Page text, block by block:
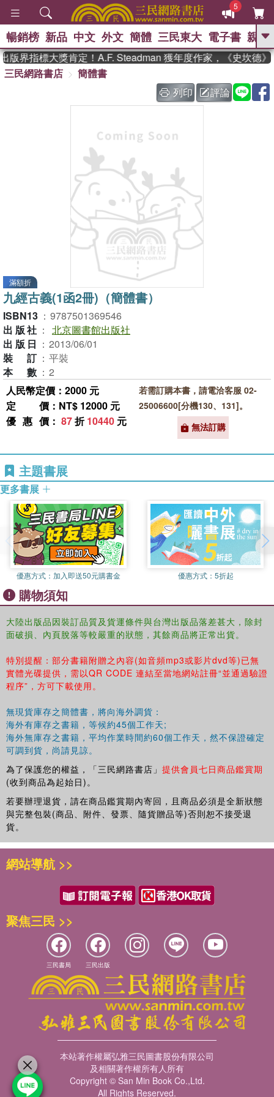
5
GO
、 如果歷史是一群喵 、 暑期
國際布克獎 臺灣漫遊錄 、 方
暢銷榜 新品 中文 外文 簡體 三民東大 電子書 親子
界指標大獎肯定！A.F. Steadman 獲年度作家，《史坎德》
三民網路書店
簡體書
列印
評論
滿額折
九經古義(1函2冊)（簡體書）
ISBN13 ： 9787501369546
出版社 ： 北京圖書館出版社
出版日 ： 2013/06/01
裝訂 ： 平裝
本數 ： 2
人民幣定價：2000 元
定價 ：NT$ 12000 元
優惠價 ： 87折10440 元
若需訂購本書，請電洽客服 02-
25006600[分機130、131]。
無法訂購
主題書展
更多書展
優惠方式： 加入即送50元購書金 優惠方式： 5折起
購物須知
大陸出版品因裝訂品質及貨運條件與台灣出版品落差甚大，除封
面破損、內頁脫落等較嚴重的狀態，其餘商品將正常出貨。
特別提醒：部分書籍附贈之內容(如音頻mp3或影片dvd等)已無
實體光碟提供，需以QR CODE 連結至當地網站註冊“並通過驗證
程序”，方可下載使用。
無現貨庫存之簡體書，將向海外調貨：
海外有庫存之書籍，等候約45個工作天;
海外無庫存之書籍，平均作業時間約60個工作天，然不保證確定
可調到貨，尚請見諒。
為了保護您的權益，「三民網路書店」 提供會員七日商品鑑賞期
(收到商品為起始日)。
若要辦理退貨，請在商品鑑賞期內寄回，且商品必須是全新狀態
與完整包裝(商品、附件、發票、隨貨贈品等)否則恕不接受退
貨。
網站導航 >>
聚焦三民 >>
三民書局 三民出版
本站著作權屬弘雅三民圖書股份有限公司
及相關著作權所有人所有
Copyright © San Min Book Co.,Ltd.
All Rights Reserved.